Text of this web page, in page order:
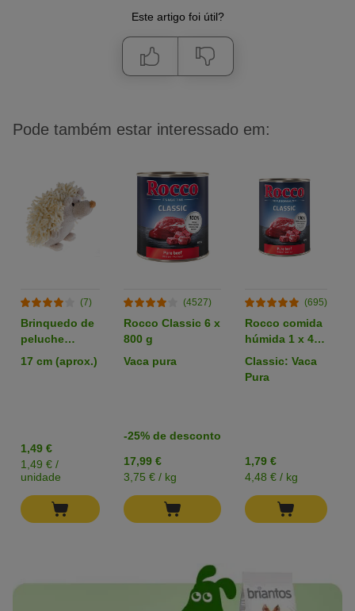
Este artigo foi útil?
Pode também estar interessado em:
(7)
Brinquedo de
peluche
ouriço Zotti
para cães
17 cm (aprox.)
1,49 €
1,49 € /
unidade
(4527)
Rocco Classic 6 x
800 g
Vaca pura
-25% de desconto
17,99 €
3,75 € / kg
(695)
Rocco comida
húmida 1 x 400
g - Pack de
degustação
Classic: Vaca
Pura
1,79 €
4,48 € / kg